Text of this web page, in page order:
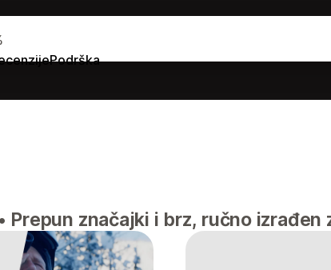
Podrška
• Prepun značajki i brz, ručno izrađen